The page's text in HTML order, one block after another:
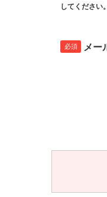
してください。
必須 メー
キャリ